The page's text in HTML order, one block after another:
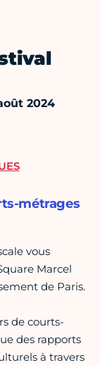
2024
métrages
vous
Marcel
de Paris.
de courts-
des rapports
à travers